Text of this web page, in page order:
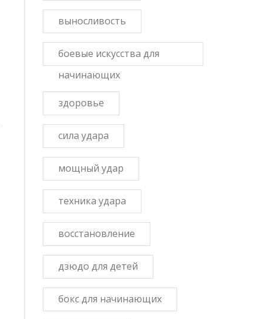
выносливость
боевые искусства для
начинающих
здоровье
сила удара
мощный удар
техника удара
восстановление
дзюдо для детей
бокс для начинающих